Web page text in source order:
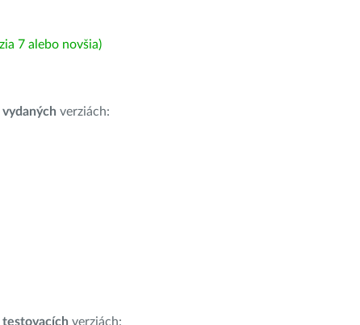
7 alebo novšia)
vydaných verziách:
testovacích verziách: